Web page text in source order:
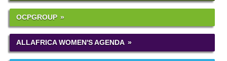
OCPGROUP
ALLAFRICA WOMEN'S AGENDA